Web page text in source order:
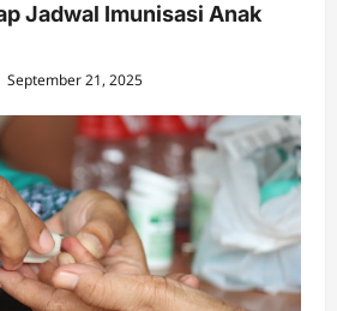
Jadwal Imunisasi Anak
September 21, 2025